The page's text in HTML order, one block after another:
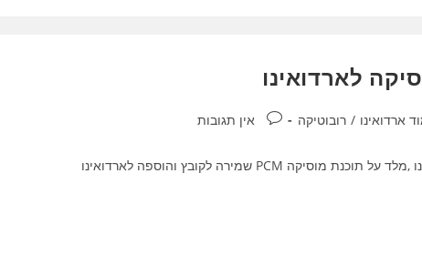
לארדואינו
ארדואינו / רובוטיקה תגובות:אין תגובות
לימוד ארדואינו , איך להוסיך מוסיקה וקול לארדואינו ,מלד על תוכנת מוסיקה PCM שמירה לקובץ והוספה לארדואינו